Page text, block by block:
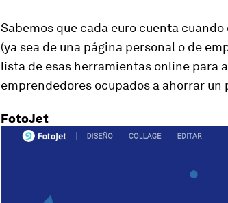
Sabemos que cada euro cuenta
(ya sea de una página personal o de
lista de esas herramientas online para
emprendedores ocupados a ahorrar un
FotoJet